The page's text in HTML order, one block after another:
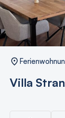
Villa